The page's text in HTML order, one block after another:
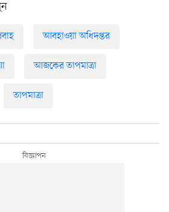
আবহাওয়া অধিদপ্তর
আজকের তাপমাত্রা
তাপমাত্রা